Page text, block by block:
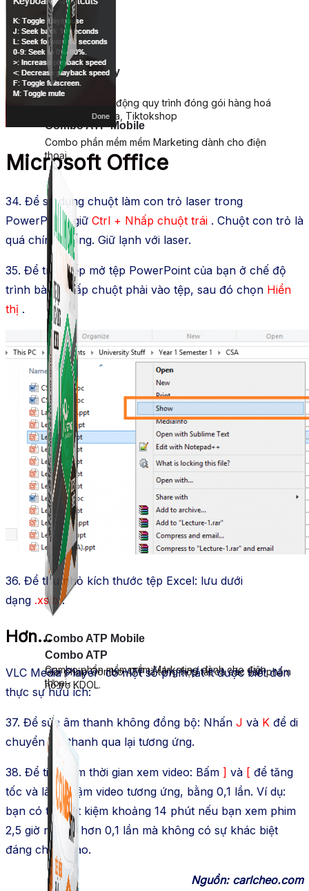
Combo ATP Mobile
Combo phần mềm mềm Marketing dành cho điện
thoại.
Combo ATP
Giải pháp Combo ATP là tổng hợp tất cả các sản phẩm
hỗ trợ KDOL.
Simple Replay
App ghi hình tự động quy trình đóng gói hàng hoá
Shopee, Lazada, Tiktokshop
Combo ATP Mobile
Combo phần mềm mềm Marketing dành cho điện
thoại.
Microsoft Office
34. Để sử dụng chuột làm con trỏ laser trong
PowerPoint: giữ Ctrl + Nhấp chuột trái . Chuột con trỏ là
quá chính thống. Giữ lạnh với laser.
35. Để trực tiếp mở tệp PowerPoint của bạn ở chế độ
trình bày: Nhấp chuột phải vào tệp, sau đó chọn Hiển
thị .
36. Để thu nhỏ kích thước tệp Excel: lưu dưới
dạng .xslb.
Hơn…
VLC Media Player có một số phím tắt ít được biết đến
thực sự hữu ích:
37. Để sửa âm thanh không đồng bộ: Nhấn J và K để di
chuyển âm thanh qua lại tương ứng.
38. Để tiết kiệm thời gian xem video: Bấm ] và [ để tăng
tốc và làm chậm video tương ứng, bằng 0,1 lần. Ví dụ:
bạn có thể tiết kiệm khoảng 14 phút nếu bạn xem phim
2,5 giờ nhanh hơn 0,1 lần mà không có sự khác biệt
đáng chú ý nào.
Nguồn: carlcheo.com